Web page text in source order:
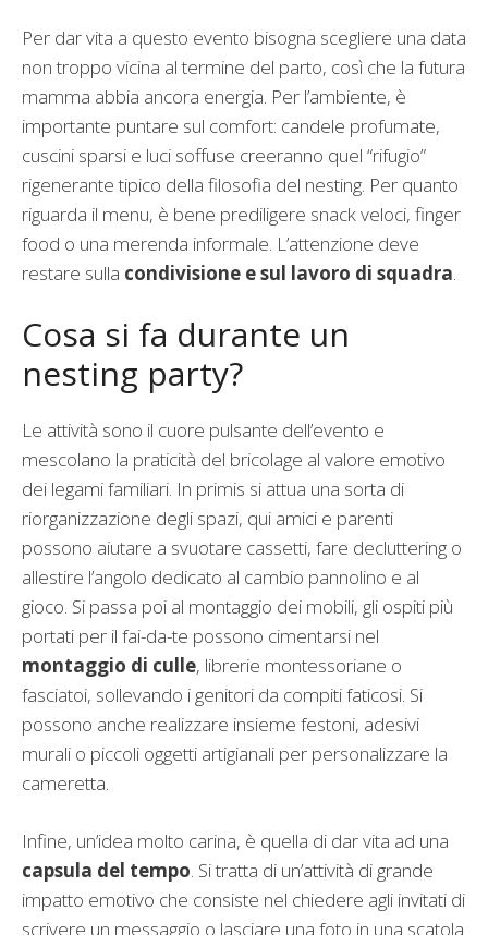
Per dar vita a questo evento bisogna scegliere una data
non troppo vicina al termine del parto, così che la futura
mamma abbia ancora energia. Per l’ambiente, è
importante puntare sul comfort: candele profumate,
cuscini sparsi e luci soffuse creeranno quel “rifugio”
rigenerante tipico della filosofia del nesting. Per quanto
riguarda il menu, è bene prediligere snack veloci, finger
food o una merenda informale. L’attenzione deve
restare sulla condivisione e sul lavoro di squadra.
Cosa si fa durante un
nesting party?
Le attività sono il cuore pulsante dell’evento e
mescolano la praticità del bricolage al valore emotivo
dei legami familiari. In primis si attua una sorta di
riorganizzazione degli spazi, qui amici e parenti
possono aiutare a svuotare cassetti, fare decluttering o
allestire l’angolo dedicato al cambio pannolino e al
gioco. Si passa poi al montaggio dei mobili, gli ospiti più
portati per il fai-da-te possono cimentarsi nel
montaggio di culle, librerie montessoriane o
fasciatoi, sollevando i genitori da compiti faticosi. Si
possono anche realizzare insieme festoni, adesivi
murali o piccoli oggetti artigianali per personalizzare la
cameretta.
Infine, un’idea molto carina, è quella di dar vita ad una
capsula del tempo. Si tratta di un’attività di grande
impatto emotivo che consiste nel chiedere agli invitati di
scrivere un messaggio o lasciare una foto in una scatola